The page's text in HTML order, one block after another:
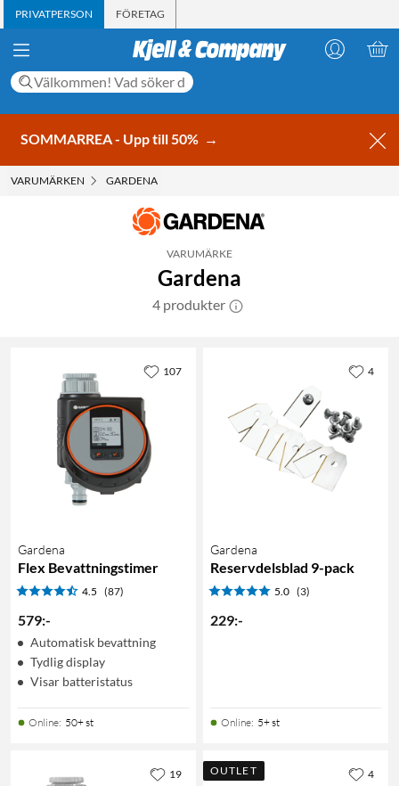
PRIVATPERSON FÖRETAG
SOMMARREA - Upp till 50% →
VARUMÄRKEN GARDENA
VARUMÄRKE
Gardena
4 produkter
Gardena
Flex Bevattningstimer
4.5 (87)
579:-
Automatisk bevattning
Tydlig display
Visar batteristatus
Online: 50+ st
107
Gardena
Reservdelsblad 9-pack
5.0 (3)
229:-
Online: 5+ st
4
19 OUTLET 4